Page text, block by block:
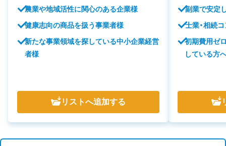
農業や地域活性に関心のある企業様
健康志向の商品を扱う事業者様
新たな事業領域を探している中小企業経営
者様
リストへ追加する
副業で安定
士業・相続
初期費用ゼ
している方